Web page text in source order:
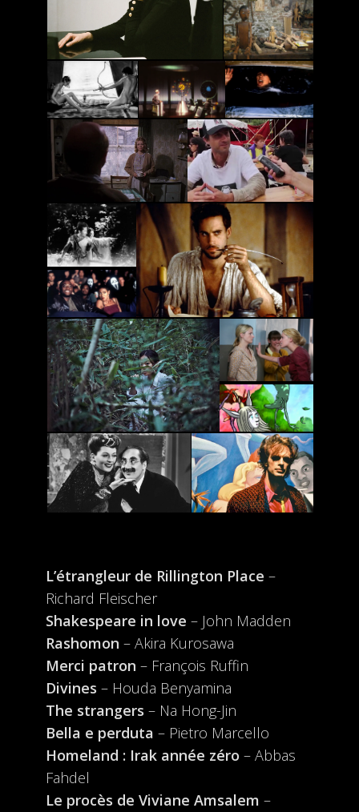
L’étrangleur de Rillington Place –
Richard Fleischer
Shakespeare in love – John Madden
Rashomon – Akira Kurosawa
Merci patron – François Ruffin
Divines – Houda Benyamina
The strangers – Na Hong-Jin
Bella e perduta – Pietro Marcello
Homeland : Irak année zéro – Abbas
Fahdel
Le procès de Viviane Amsalem –